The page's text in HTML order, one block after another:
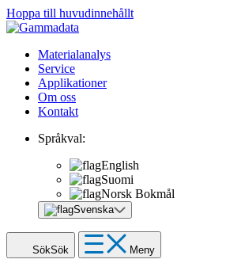
Hoppa till huvudinnehållt
Materialanalys
Service
Applikationer
Om oss
Kontakt
Språkval:
English
Suomi
Norsk Bokmål
Svenska
SökSök Meny